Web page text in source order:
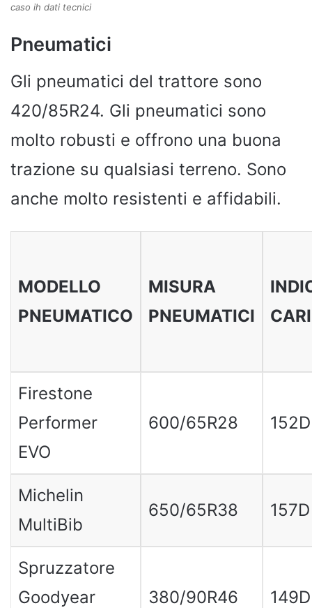
caso ih dati tecnici
Pneumatici
Gli pneumatici del trattore sono
420/85R24. Gli pneumatici sono
molto robusti e offrono una buona
trazione su qualsiasi terreno. Sono
anche molto resistenti e affidabili.
MODELLO
PNEUMATICO
MISURA
PNEUMATICI
Firestone
Performer
EVO
600/65R28 152D
Michelin
MultiBib
650/65R38 157D
Spruzzatore
Goodyear
380/90R46 149D